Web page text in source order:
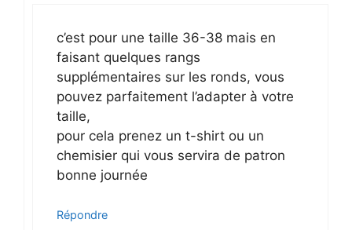
c’est pour une taille 36-38 mais en
faisant quelques rangs
supplémentaires sur les ronds, vous
pouvez parfaitement l’adapter à votre
taille,
pour cela prenez un t-shirt ou un
chemisier qui vous servira de patron
bonne journée
Répondre